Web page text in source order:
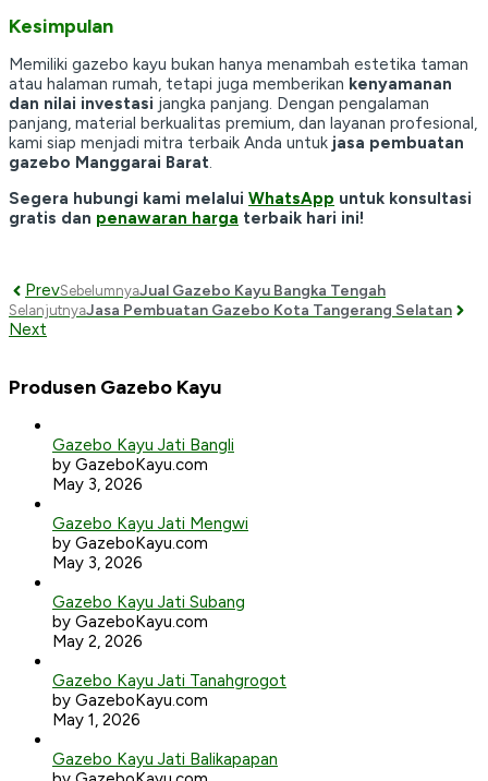
Kesimpulan
Memiliki gazebo kayu bukan hanya menambah estetika taman
atau halaman rumah, tetapi juga memberikan kenyamanan
dan nilai investasi jangka panjang. Dengan pengalaman
panjang, material berkualitas premium, dan layanan profesional,
kami siap menjadi mitra terbaik Anda untuk jasa pembuatan
gazebo Manggarai Barat.
Segera hubungi kami melalui WhatsApp untuk konsultasi
gratis dan penawaran harga terbaik hari ini!
PrevSebelumnyaJual Gazebo Kayu Bangka Tengah
SelanjutnyaJasa Pembuatan Gazebo Kota Tangerang Selatan
Next
Produsen Gazebo Kayu
Gazebo Kayu Jati Bangli
by GazeboKayu.com
May 3, 2026
Gazebo Kayu Jati Mengwi
by GazeboKayu.com
May 3, 2026
Gazebo Kayu Jati Subang
by GazeboKayu.com
May 2, 2026
Gazebo Kayu Jati Tanahgrogot
by GazeboKayu.com
May 1, 2026
Gazebo Kayu Jati Balikapapan